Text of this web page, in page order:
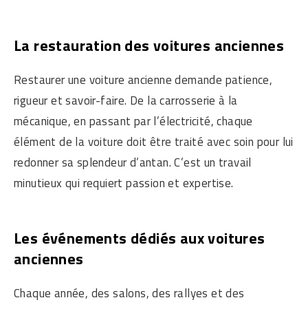
La restauration des voitures anciennes
Restaurer une voiture ancienne demande patience,
rigueur et savoir-faire. De la carrosserie à la
mécanique, en passant par l’électricité, chaque
élément de la voiture doit être traité avec soin pour lui
redonner sa splendeur d’antan. C’est un travail
minutieux qui requiert passion et expertise.
Les événements dédiés aux voitures
anciennes
Chaque année, des salons, des rallyes et des